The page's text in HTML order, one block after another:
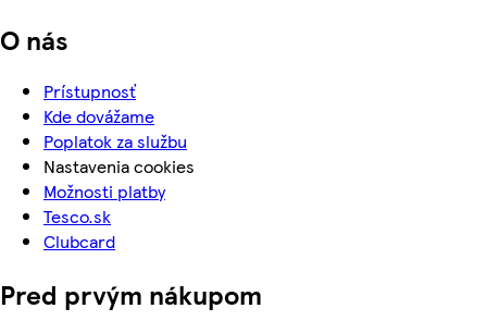
O nás
Prístupnosť
Kde dovážame
Poplatok za službu
Nastavenia cookies
Možnosti platby
Tesco.sk
Clubcard
Pred prvým nákupom